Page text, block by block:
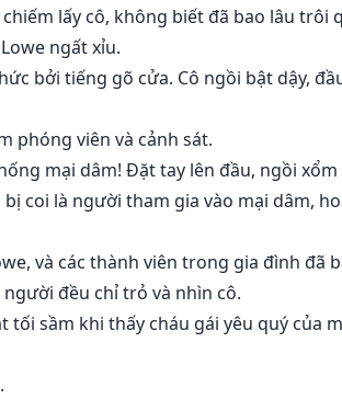
lấy cô, không biết đã bao lâu trôi
ngất xỉu.
bởi tiếng gõ cửa. Cô ngồi bật dậy,
phóng viên và cảnh sát.
mại dâm! Đặt tay lên đầu, ngồi
coi là người tham gia vào mại dâm,
và các thành viên trong gia đình đã
đều chỉ trỏ và nhìn cô.
tối sầm khi thấy cháu gái yêu quý của